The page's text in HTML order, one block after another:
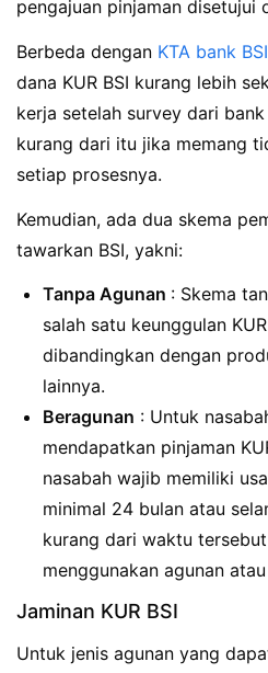
pengajuan pinjaman disetujui
Berbeda dengan KTA bank BSI
dana KUR BSI kurang lebih
kerja setelah survey dari
kurang dari itu jika memang
setiap prosesnya.
Kemudian, ada dua skema
tawarkan BSI, yakni:
Tanpa Agunan : Skema
salah satu keunggulan
dibandingkan dengan
lainnya.
Beragunan : Untuk
mendapatkan pinjaman
nasabah wajib memiliki
minimal 24 bulan atau
kurang dari waktu
menggunakan agunan
Jaminan KUR BSI
Untuk jenis agunan yang